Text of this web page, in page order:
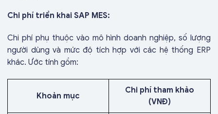
Chi phí triển khai SAP MES:
Chi phí phụ thuộc vào mô hình doanh nghiệp, số lượng
người dùng và mức độ tích hợp với các hệ thống ERP
khác. Ước tính gồm:
Khoản mục
Chi phí tham khảo
(VNĐ)